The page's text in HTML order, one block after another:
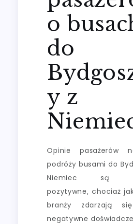
o
do
y z
Opinie pasażerów
podróży busami do
Niemiec są
pozytywne, chociaż
branży zdarzają
negatywne